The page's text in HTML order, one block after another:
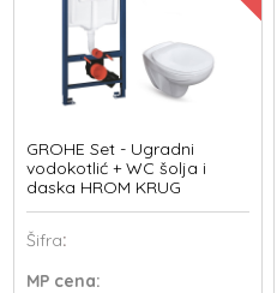
GROHE Set - Ugradni
vodokotlić + WC šolja i
daska HROM KRUG
Šifra:
MP cena: